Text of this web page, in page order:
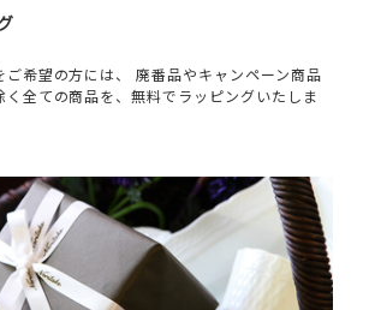
ご希望の方には、 廃番品やキャンペーン商品
く全ての商品を、無料でラッピングいたしま